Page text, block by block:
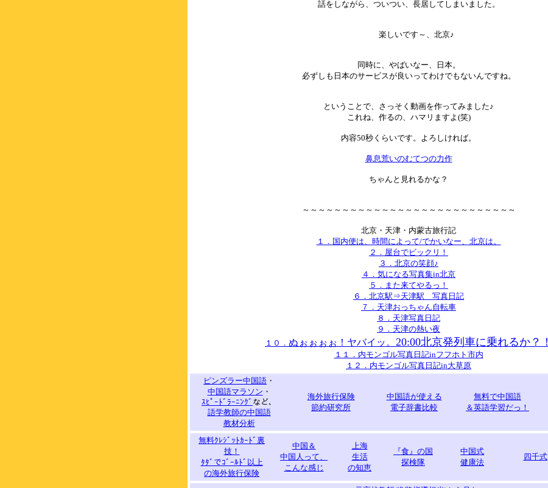
話をしながら、ついつい、長居してしまいました。
楽しいです～、北京♪
同時に、やばいなー、日本。
必ずしも日本のサービスが良いってわけでもないんですね。
ということで、さっそく動画を作ってみました♪
これね、作るの、ハマリますよ(笑)
内容50秒くらいです。よろしければ。
鼻息荒いのむてつの力作
ちゃんと見れるかな？
～～～～～～～～～～～～～～～～～～～～～～～～～～～
北京・天津・内蒙古旅行記
１．国内便は、時間によって/でかいなー、北京は。
２．屋台でビックリ！
３．北京の笑顔♪
４．気になる写真集in北京
５．また来てやるっ！
６．北京駅⇒天津駅 写真日記
７．天津おっちゃん自転車
８．天津写真日記
９．天津の熱い夜
１０． ぬぉぉぉぉ！ヤバイッ。 20:00北京発列車に乗れるか？！
１１．内モンゴル写真日記inフフホト市内
１２．内モンゴル写真日記in大草原
ピンズラー中国語 ・
中国語マラソン ・
ｽﾋﾟｰﾄﾞﾗｰﾆﾝｸﾞ など、
語学教師の中国語
教材分析
海外旅行保険
節約研究所
中国語が使える
電子辞書比較
無料で中国語
＆英語学習だっ！
無料ｸﾚｼﾞｯﾄｶｰﾄﾞ裏
技！
ﾀﾀﾞでｺﾞｰﾙﾄﾞ以上
の海外旅行保険
中国＆
中国人って、
こんな感じ
上海
生活
の知恵
『食』の国
探検隊
中国式
健康法
四千式